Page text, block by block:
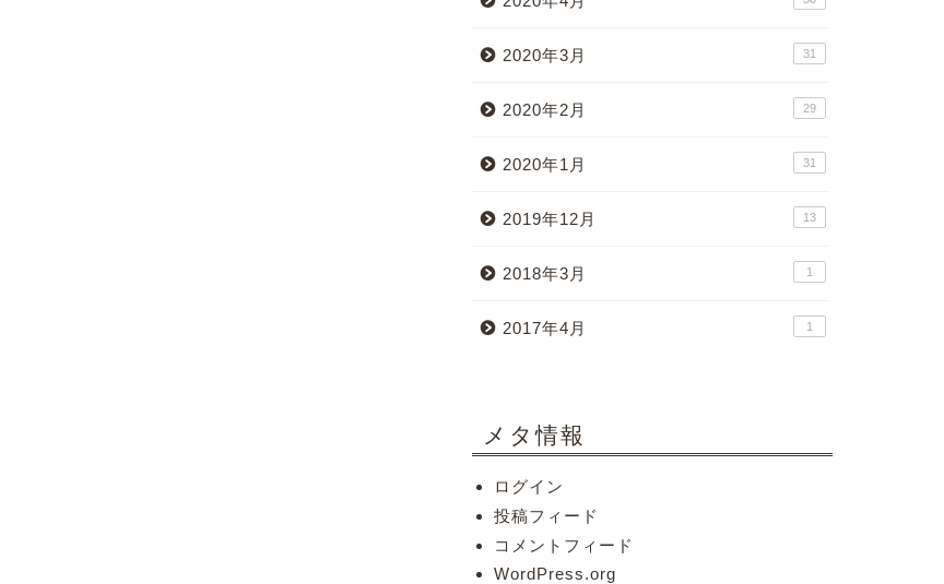
2020年3月 31
2020年2月 29
2020年1月 31
2019年12月 13
2018年3月 1
2017年4月 1
メタ情報
ログイン
投稿フィード
コメントフィード
WordPress.org